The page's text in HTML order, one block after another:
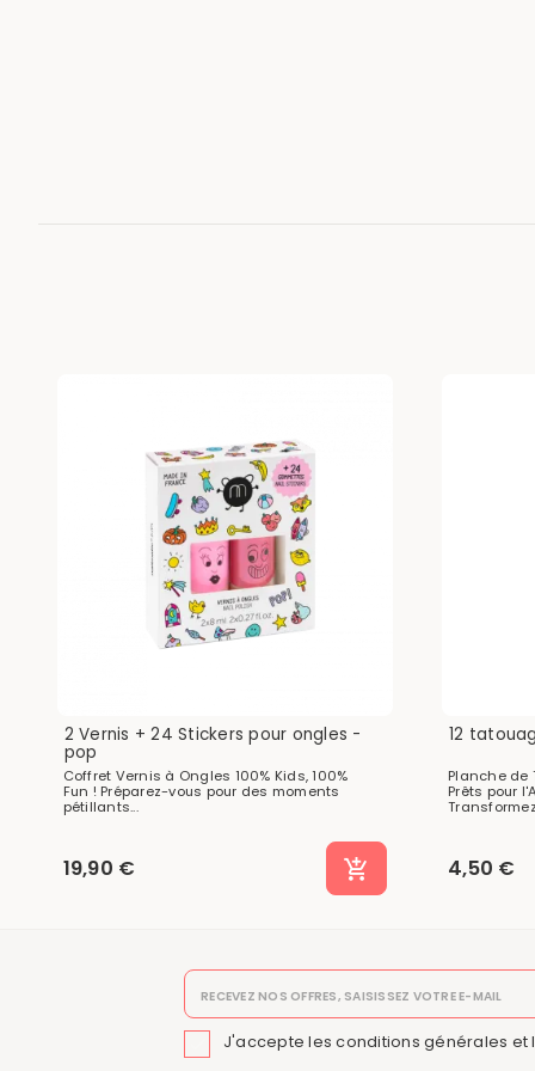
2 Vernis + 24 Stickers pour ongles -
pop
Coffret Vernis à Ongles 100% Kids, 100%
Fun ! Préparez-vous pour des moments
pétillants...
19,90 €
12
Planche de
Prêts pour
4,50 €
J'accepte les conditions générales et